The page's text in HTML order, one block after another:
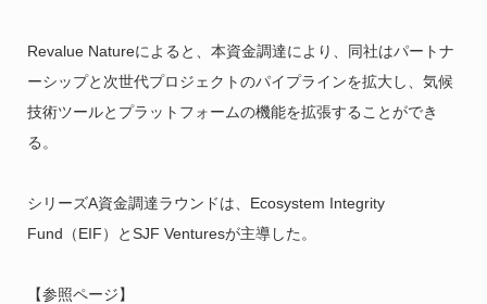
Revalue Natureによると、本資金調達により、同社はパートナ
ーシップと次世代プロジェクトのパイプラインを拡大し、気候
技術ツールとプラットフォームの機能を拡張することができ
る。
シリーズA資金調達ラウンドは、Ecosystem Integrity
Fund（EIF）とSJF Venturesが主導した。
【参照ページ】